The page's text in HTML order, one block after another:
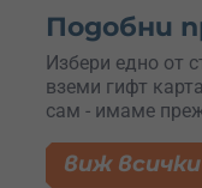
Подобни
Избери едно от
вземи гифт
сам - имаме
виж всички